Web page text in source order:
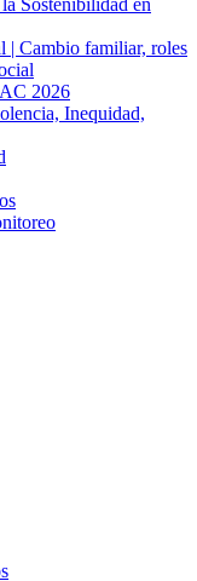
| Cambio familiar, roles
2026
Inequidad,